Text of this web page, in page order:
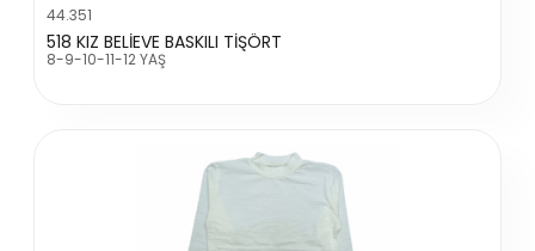
44.351
518 KIZ BELİEVE BASKILI TİŞÖRT
8-9-10-11-12 YAŞ